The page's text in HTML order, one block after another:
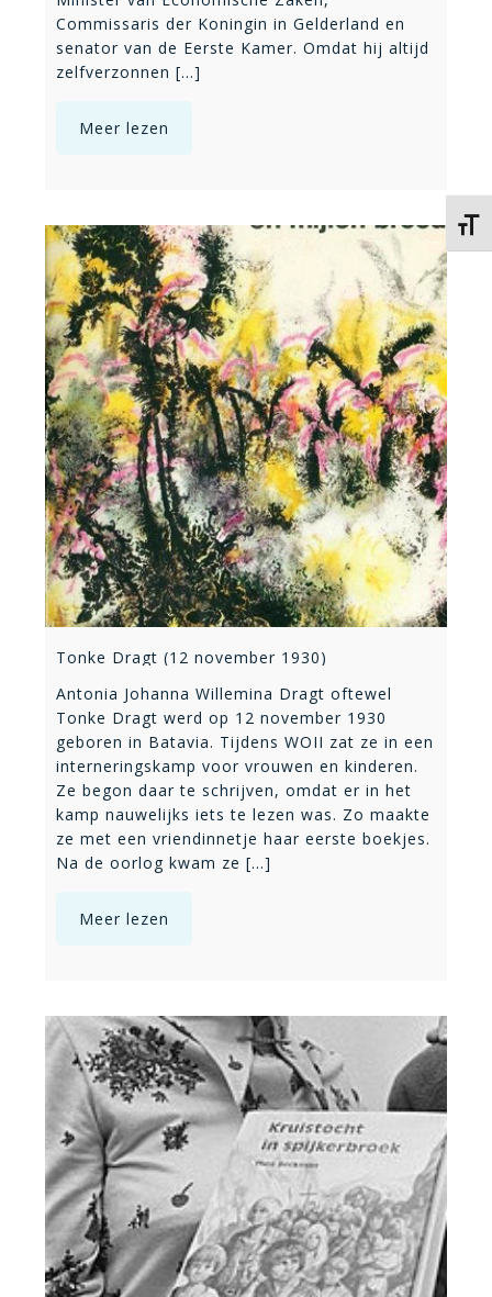
Commissaris der Koningin in Gelderland en
senator van de Eerste Kamer. Omdat hij altijd
zelfverzonnen [...]
Meer lezen
Tonke Dragt (12 november 1930)
Antonia Johanna Willemina Dragt oftewel
Tonke Dragt werd op 12 november 1930
geboren in Batavia. Tijdens WOII zat ze in een
interneringskamp voor vrouwen en kinderen.
Ze begon daar te schrijven, omdat er in het
kamp nauwelijks iets te lezen was. Zo maakte
ze met een vriendinnetje haar eerste boekjes.
Na de oorlog kwam ze [...]
Meer lezen